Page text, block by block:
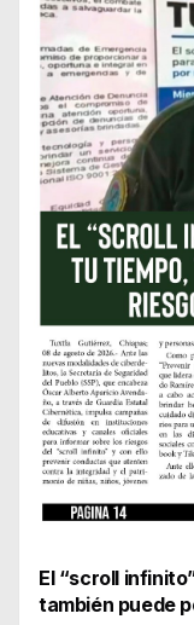
El “scroll
también puede